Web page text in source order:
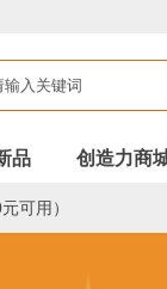
品 创造力商
可用）